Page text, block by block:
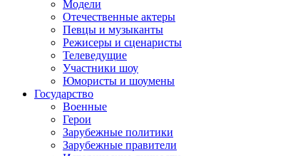
Модели
Отечественные актеры
Певцы и музыканты
Режисеры и сценаристы
Телеведущие
Участники шоу
Юмористы и шоумены
Государство
Военные
Герои
Зарубежные политики
Зарубежные правители